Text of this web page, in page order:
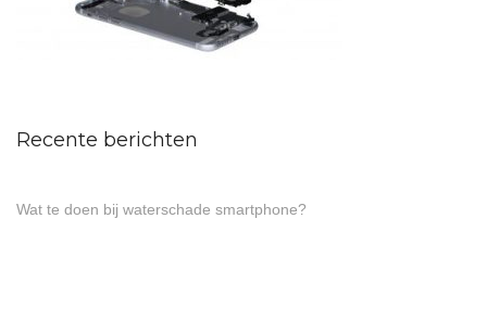
Recente berichten
Wat te doen bij waterschade smartphone?